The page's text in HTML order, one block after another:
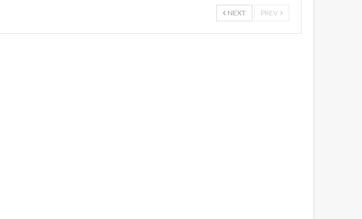
NEXT